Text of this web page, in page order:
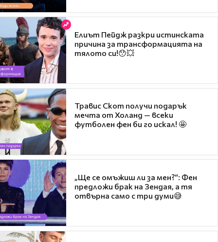
Елиът Пейдж разкри истинската
причина за трансформацията на
тялото си!😯💥
Травис Скот получи подарък
мечта от Холанд — всеки
футболен фен би го искал! 🤩
„Ще се омъжиш ли за мен?“: Фен
предложи брак на Зендая, а тя
отвърна само с три думи😅